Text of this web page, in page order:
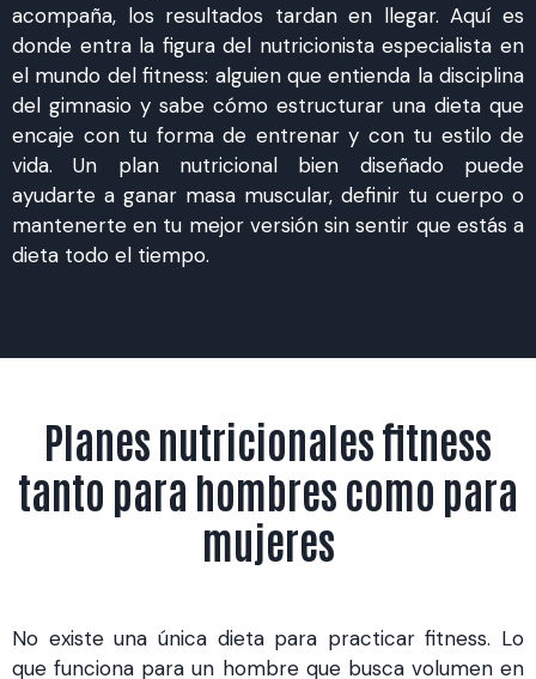
acompaña, los resultados tardan en llegar. Aquí es
donde entra la figura del nutricionista especialista en
el mundo del fitness: alguien que entienda la disciplina
del gimnasio y sabe cómo estructurar una dieta que
encaje con tu forma de entrenar y con tu estilo de
vida. Un plan nutricional bien diseñado puede
ayudarte a ganar masa muscular, definir tu cuerpo o
mantenerte en tu mejor versión sin sentir que estás a
dieta todo el tiempo.
Planes nutricionales fitness
tanto para hombres como para
mujeres
No existe una única dieta para practicar fitness. Lo
que funciona para un hombre que busca volumen en